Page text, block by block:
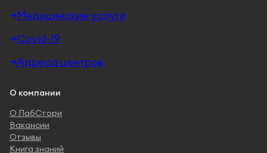
Медицинские услуги
Covid-19
Адреса центров
О компании
О ЛабСтори
Вакансии
Отзывы
Книга знаний